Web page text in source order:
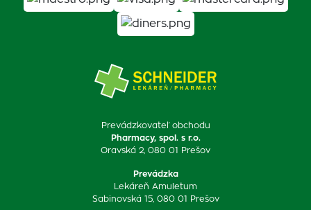
Prevádzkovateľ obchodu
Pharmacy, spol. s r.o.
Oravská 2, 080 01 Prešov
Prevádzka
Lekáreň Amuletum
Sabinovská 15, 080 01 Prešov